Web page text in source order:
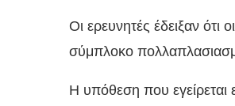
Οι ερευνητές έδειξαν ότι
σύμπλοκο
Η υπόθεση που εγείρεται